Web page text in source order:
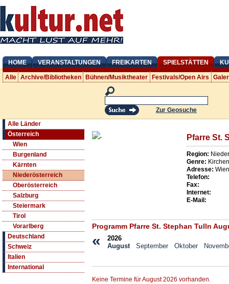
HOME VERANSTALTUNGEN FREIKARTEN SPIELSTÄTTEN
Alle Archive/Bibliotheken Bühnen/Musiktheater Festivals/Open Airs
Zur Geosuche
Alle Länder
Österreich
Wien
Burgenland
Kärnten
Niederösterreich
Oberösterreich
Salzburg
Steiermark
Tirol
Vorarlberg
Deutschland
Schweiz
Italien
International
Pfarre St.
Region:
Genre: Kirchen
Adresse:
Telefon:
Fax:
Internet:
E-Mail:
Programm Pfarre St. Stephan Tulln
«
2026
August
September Oktober
Keine Termine für August 2026 vorhanden.